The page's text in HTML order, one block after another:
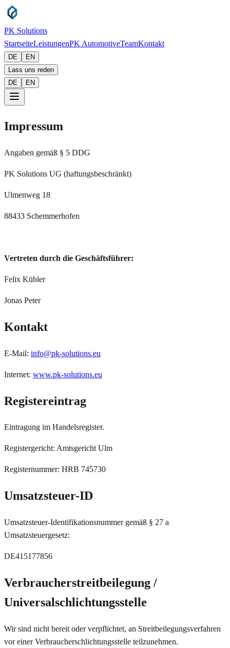
PK Solutions
StartseiteLeistungenPK AutomotiveTeamKontakt
DE
EN
Lass uns reden
DE
EN
Impressum
Angaben gemäß § 5 DDG
PK Solutions UG (haftungsbeschränkt)
Ulmenweg 18
88433 Schemmerhofen
Vertreten durch die Geschäftsführer:
Felix Kübler
Jonas Peter
Kontakt
E-Mail: info@pk-solutions.eu
Internet: www.pk-solutions.eu
Registereintrag
Eintragung im Handelsregister.
Registergericht: Amtsgericht Ulm
Registernummer: HRB 745730
Umsatzsteuer-ID
Umsatzsteuer-Identifikationsnummer gemäß § 27 a
Umsatzsteuergesetz:
DE415177856
Verbraucherstreitbeilegung /
Universalschlichtungsstelle
Wir sind nicht bereit oder verpflichtet, an Streitbeilegungsverfahren
vor einer Verbraucherschlichtungsstelle teilzunehmen.